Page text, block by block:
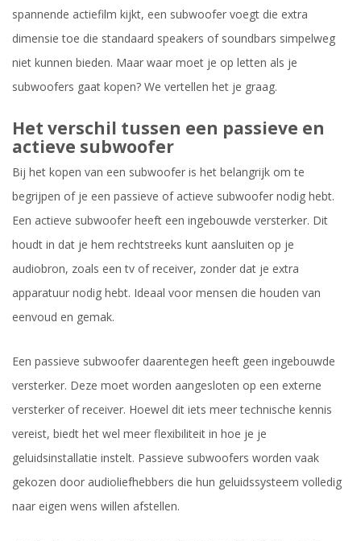
spannende actiefilm kijkt, een subwoofer voegt die extra
dimensie toe die standaard speakers of soundbars simpelweg
niet kunnen bieden. Maar waar moet je op letten als je
subwoofers gaat kopen? We vertellen het je graag.
Het verschil tussen een passieve en
actieve subwoofer
Bij het kopen van een subwoofer is het belangrijk om te
begrijpen of je een passieve of actieve subwoofer nodig hebt.
Een actieve subwoofer heeft een ingebouwde versterker. Dit
houdt in dat je hem rechtstreeks kunt aansluiten op je
audiobron, zoals een tv of receiver, zonder dat je extra
apparatuur nodig hebt. Ideaal voor mensen die houden van
eenvoud en gemak.
Een passieve subwoofer daarentegen heeft geen ingebouwde
versterker. Deze moet worden aangesloten op een externe
versterker of receiver. Hoewel dit iets meer technische kennis
vereist, biedt het wel meer flexibiliteit in hoe je je
geluidsinstallatie instelt. Passieve subwoofers worden vaak
gekozen door audioliefhebbers die hun geluidssysteem volledig
naar eigen wens willen afstellen.